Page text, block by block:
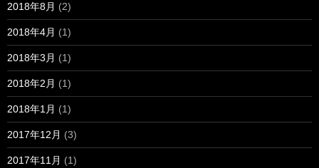
2018年8月 (2)
2018年4月 (1)
2018年3月 (1)
2018年2月 (1)
2018年1月 (1)
2017年12月 (3)
2017年11月 (1)